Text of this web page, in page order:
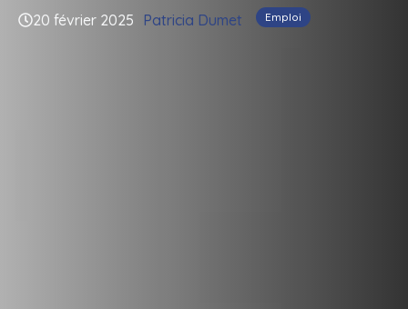
20 février 2025 Patricia Dumet Emploi